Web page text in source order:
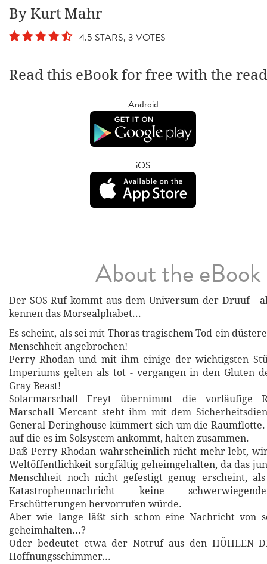
By Kurt Mahr
4.5 STARS, 3 VOTES
Read this eBook for free with the
Android
iOS
About the eBook
Der SOS-Ruf kommt aus dem Universum der Druuf -
kennen das Morsealphabet...
Es scheint, als sei mit Thoras tragischem Tod ein
Menschheit angebrochen!
Perry Rhodan und mit ihm einige der wichtigsten
Imperiums gelten als tot - vergangen in den Gluten
Gray Beast!
Solarmarschall Freyt übernimmt die vorläufige
Marschall Mercant steht ihm mit dem
General Deringhouse kümmert sich um die
auf die es im Solsystem ankommt, halten zusammen.
Daß Perry Rhodan wahrscheinlich nicht mehr lebt,
Weltöffentlichkeit sorgfältig geheimgehalten, da das
Menschheit noch nicht gefestigt genug erscheint,
Katastrophennachricht keine
Erschütterungen hervorrufen würde.
Aber wie lange läßt sich schon eine Nachricht von
geheimhalten...?
Oder bedeutet etwa der Notruf aus den HÖHLEN
Hoffnungsschimmer...